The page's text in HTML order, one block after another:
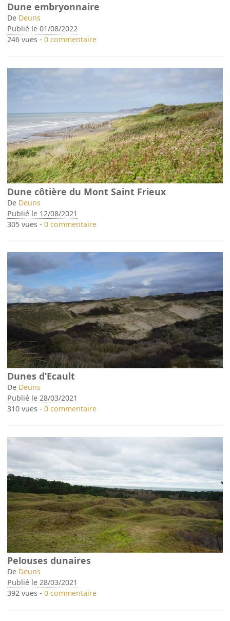
Dune embryonnaire
De Deuns
Publié le 01/08/2022
246 vues -0 commentaire
Dune côtière du Mont Saint Frieux
De Deuns
Publié le 12/08/2021
305 vues -0 commentaire
Dunes d’Ecault
De Deuns
Publié le 28/03/2021
310 vues -0 commentaire
Pelouses dunaires
De Deuns
Publié le 28/03/2021
392 vues -0 commentaire